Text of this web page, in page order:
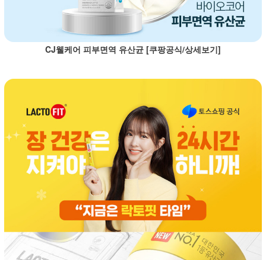
CJ웰케어 피부면역 유산균 [쿠팡공식/상세보기]